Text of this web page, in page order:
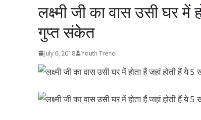
लक्ष्मी जी का वास उसी घर में
गुप्त संकेत
July 6, 2018 Youth Trend